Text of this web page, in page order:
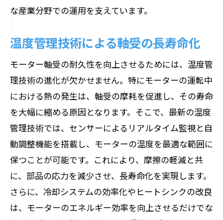
な産業分野での運用を支えています。
温度管理技術による軸受の長寿命化
モーター軸受の耐久性を向上させるためには、温度管
理技術の進化が欠かせません。特にモーターの運転中
における熱の発生は、軸受の摩耗を促進し、その寿命
を大幅に縮める原因となります。そこで、最新の温度
管理技術では、センサーによるリアルタイム監視と自
動調整機能を搭載し、モーターの温度を最適な範囲に
保つことが可能です。これにより、摩擦の軽減と共
に、部品の応力を減少させ、長寿命化を実現します。
さらに、冷却システムの効率化やヒートシンクの改良
は、モーターのエネルギー効率を向上させるだけでな